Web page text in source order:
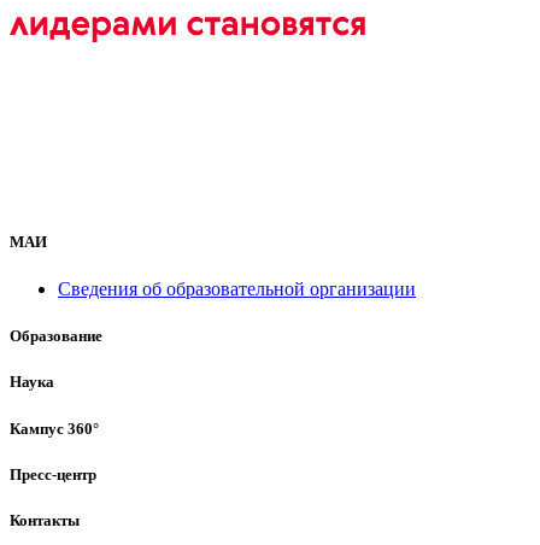
МАИ
Сведения об образовательной организации
Образование
Наука
Кампус 360°
Пресс-центр
Контакты